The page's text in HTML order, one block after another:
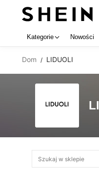
Kategorie Nowości
Dom / LIDUOLI